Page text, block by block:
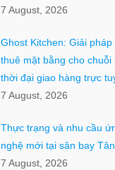
7 August, 2026
Ghost Kitchen: Giải
thuê mặt bằng cho chuỗi
thời đại giao hàng trực
7 August, 2026
Thực trạng và nhu cầu
nghệ mới tại sân bay
7 August, 2026